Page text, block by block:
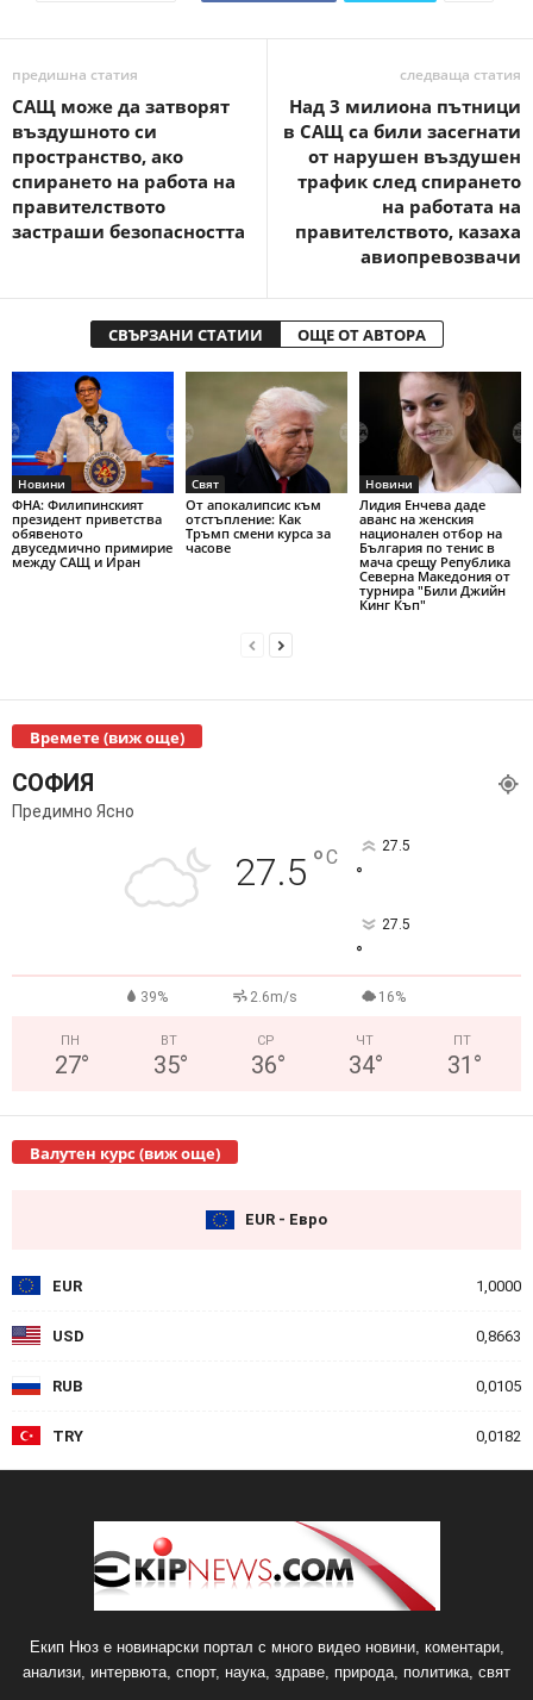
предишна статия
САЩ може да затворят
въздушното си
пространство, ако
спирането на работа на
правителството
застраши безопасността
следваща статия
Над 3 милиона пътници
в САЩ са били засегнати
от нарушен въздушeн
трафик след спирането
на работата на
правителството, казаха
авиопревозвачи
СВЪРЗАНИ СТАТИИ ОЩЕ ОТ АВТОРА
Новини
ФНА: Филипинският
президент приветства
обявеното
двуседмично примирие
между САЩ и Иран
Свят
От апокалипсис към
отстъпление: Как
Тръмп смени курса за
часове
Новини
Лидия Енчева даде
аванс на женския
национален отбор на
България по тенис в
мача срещу Република
Северна Македония от
турнира "Били Джийн
Кинг Къп"
Времете (виж още)
СОФИЯ
Предимно Ясно
27.5 °C 27.5
°
27.5
°
39% 2.6m/s 16%
ПН
27°
ВТ
35°
СР
36°
ЧТ
34°
ПТ
31 °
Валутен курс (виж още)
EUR - Евро
EUR 1,0000
USD 0,8663
RUB 0,0105
TRY 0,0182
Екип Нюз е новинарски портал с много видео новини, коментари,
анализи, интервюта, спорт, наука, здраве, природа, политика, свят